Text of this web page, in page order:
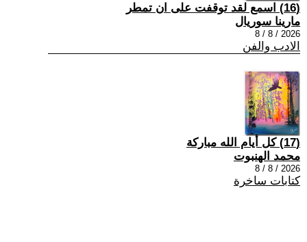
(16) اسمع لقد توقفت على ان تمطر
مارينا سوريال
2026 / 8 / 8
الادب والفن
(17) كل أيام الله مباركة
محمد الهنبوت
2026 / 8 / 8
كتابات ساخرة